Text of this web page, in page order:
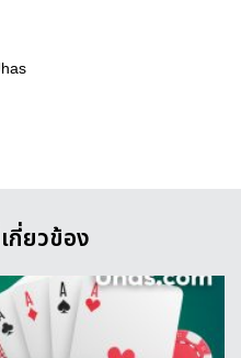
กี่ยวข้อง